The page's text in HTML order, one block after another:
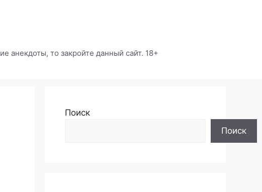
анекдоты, то закройте данный сайт. 18+
Поиск
Поиск